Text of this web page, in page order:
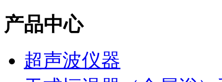
产品中心
超声波仪器